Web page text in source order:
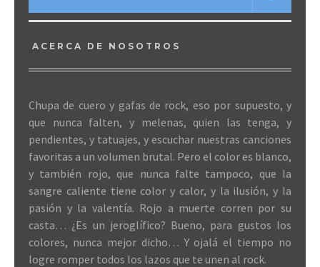
ACERCA DE NOSOTROS
Chupa de cuero y gafas de rock, eso por supuesto, y
que nunca falten, y melenas, quien las tenga, y
pendientes, y tatuajes, y escuchar nuestras canciones
favoritas a un volumen brutal. Pero el color es blanco,
y también rojo, que nunca falte tampoco, que la
sangre caliente tiene color y calor, y la ilusión, y la
pasión y la valentía. Rojo a muerte corren por su
casta… ¿Es un jeroglífico? Bueno, para gustos los
colores, nunca mejor dicho… Y ojalá el tiempo no
logre romper todos los lazos que te unen al rock.